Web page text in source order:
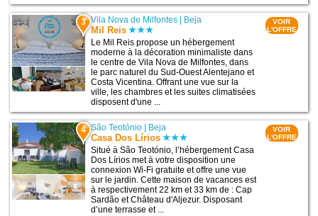
3 Vila Nova de Milfontes Beja
Mil Reis
Le Mil Reis propose un hébergement
moderne à la décoration minimaliste dans
le centre de Vila Nova de Milfontes, dans
le parc naturel du Sud-Ouest Alentejano et
Costa Vicentina. Offrant une vue sur la
ville, les chambres et les suites climatisées
disposent d'une ...
VOIR
L'OFFRE
4 São Teotónio Beja
Casa Dos Lírios
Situé à São Teotónio, l’hébergement Casa
Dos Lírios met à votre disposition une
connexion Wi-Fi gratuite et offre une vue
sur le jardin. Cette maison de vacances est
à respectivement 22 km et 33 km de : Cap
Sardão et Château d'Aljezur. Disposant
d’une terrasse et ...
VOIR
L'OFFRE